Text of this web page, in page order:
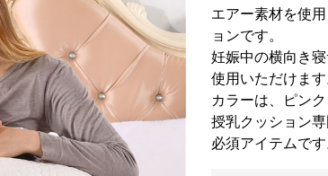
エアー素材を使
ョンです。
妊娠中の横向き
使用いただけます
カラーは、ピン
授乳クッション
必須アイテムです